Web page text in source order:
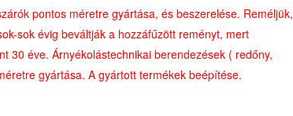
pontos méretre gyártása, és beszerelése. Reméljük,
sok évig beváltják a hozzáfűzött reményt, mert
30 éve. Árnyékolástechnikai berendezések ( redőny,
gyártása. A gyártott termékek beépítése.